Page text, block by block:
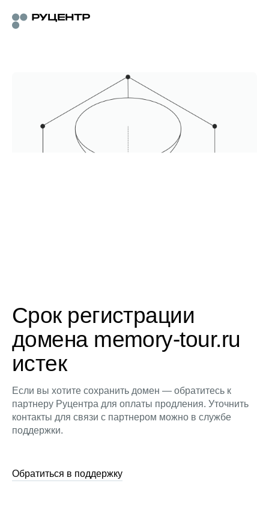
Срок регистрации
домена memory-tour.ru
истек
Если вы хотите сохранить домен — обратитесь к
партнеру Руцентра для оплаты продления. Уточнить
контакты для связи с партнером можно в службе
поддержки.
Обратиться в поддержку